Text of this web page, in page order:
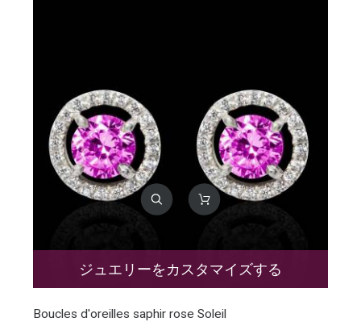
ジュエリーをカスタマイズする
Boucles d'oreilles saphir rose Soleil